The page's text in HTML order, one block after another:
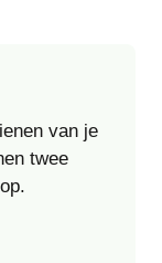
van je
twee